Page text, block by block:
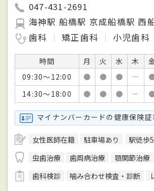
047-431-2691
海神駅 船橋駅 京成船橋駅 西
歯科
矯正歯科 小児歯科
時間 月 火 水 木
09:30～12:00
● ● ● －
14:30～18:00
● ● ● －
マイナンバーカードの健康保険
女性医師在籍 駐車場あり 駅徒歩
虫歯治療
歯周病治療 顎関節治療
歯科検診
噛み合わせ検査・診断